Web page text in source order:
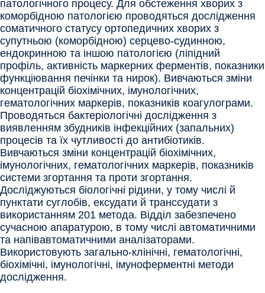
патологічного процесу. Для обстеження хворих з
коморбідною патологією проводяться дослідження
соматичного статусу ортопедичних хворих з
супутньою (коморбідною) серцево-судинною,
ендокринною та іншою патологією (ліпідний
профіль, активність маркерних ферментів, показники
функціювання печінки та нирок). Вивчаються зміни
концентрацій біохімічних, імунологічних,
гематологічних маркерів, показників коагулограми.
Проводяться бактеріологічні дослідження з
виявленням збудників інфекційних (запальних)
процесів та їх чутливості до антибіотиків.
Вивчаються зміни концентрацій біохімічних,
імунологічних, гематологічних маркерів, показників
системи згортання та проти згортання.
Досліджуються біологічні рідини, у тому числі й
пунктати суглобів, ексудати й транссудати з
використанням 201 метода. Відділ забезпечено
сучасною апаратурою, в тому числі автоматичними
та напівавтоматичними аналізаторами.
Використовують загально-клінічні, гематологічні,
біохімічні, імунологічні, імуноферментні методи
дослідження.